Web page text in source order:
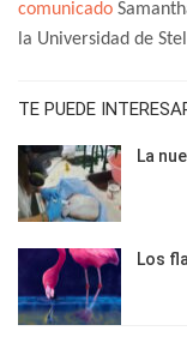
comunicado
la Universidad de
TE PUEDE
La
Los